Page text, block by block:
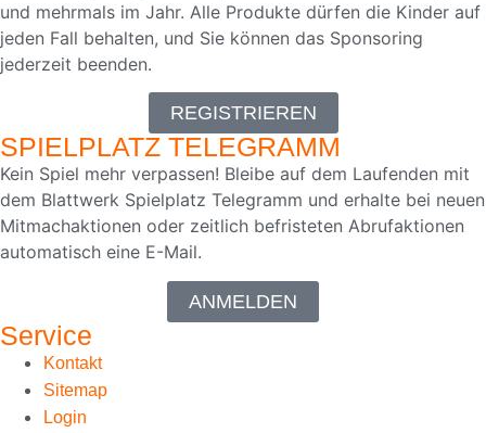
Blick aufs ProvenExpert-Profil werfen
und mehrmals im Jahr. Alle Produkte dürfen die Kinder auf
jeden Fall behalten, und Sie können das Sponsoring
jederzeit beenden.
REGISTRIEREN
SPIELPLATZ TELEGRAMM
Kein Spiel mehr verpassen! Bleibe auf dem Laufenden mit
dem Blattwerk Spielplatz Telegramm und erhalte bei neuen
Mitmachaktionen oder zeitlich befristeten Abrufaktionen
automatisch eine E-Mail.
ANMELDEN
Service
Kontakt
Sitemap
Login